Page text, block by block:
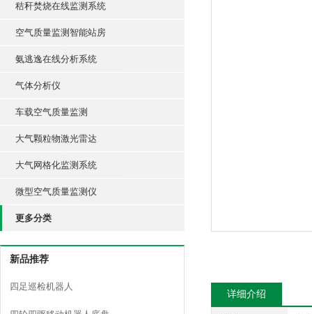
秸秆焚烧在线监测系统
空气质量监测智能站房
氨逃逸在线分析系统
气体分析仪
车载空气质量监测
大气颗粒物激光雷达
大气网格化监测系统
微型空气质量监测仪
更多分类
新品推荐
四足巡检机器人
详细介绍